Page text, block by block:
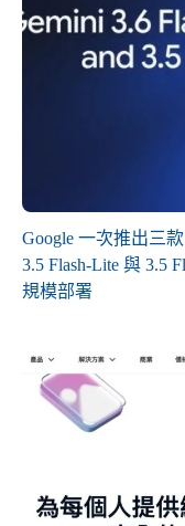
Google 一次推出三
3.5 Flash-Lite 與 3.5
規模部署